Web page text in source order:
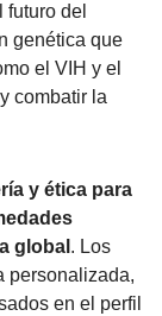
del
genética que
el VIH y el
combatir la
y ética para
global . Los
personalizada,
en el perfil